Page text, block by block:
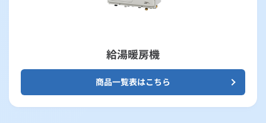
給湯暖房機
商品一覧表はこちら